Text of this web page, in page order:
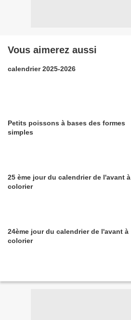
Vous aimerez aussi
calendrier 2025-2026
Petits poissons à bases des formes
simples
25 ème jour du calendrier de l'avant à
colorier
24ème jour du calendrier de l'avant à
colorier